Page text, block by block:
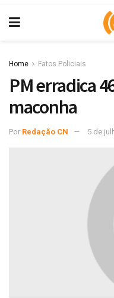
Home Fatos Policiais
PM erradica
maconha
Por Redação CN 5 de